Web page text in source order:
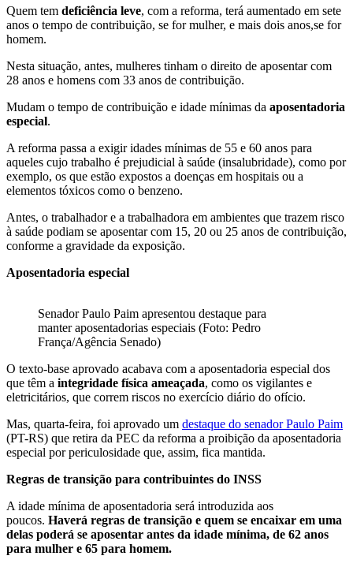
Quem tem deficiência leve, com a reforma, terá aumentado em sete
anos o tempo de contribuição, se for mulher, e mais dois anos,se for
homem.
Nesta situação, antes, mulheres tinham o direito de aposentar com
28 anos e homens com 33 anos de contribuição.
Mudam o tempo de contribuição e idade mínimas da aposentadoria
especial.
A reforma passa a exigir idades mínimas de 55 e 60 anos para
aqueles cujo trabalho é prejudicial à saúde (insalubridade), como por
exemplo, os que estão expostos a doenças em hospitais ou a
elementos tóxicos como o benzeno.
Antes, o trabalhador e a trabalhadora em ambientes que trazem risco
à saúde podiam se aposentar com 15, 20 ou 25 anos de contribuição,
conforme a gravidade da exposição.
Aposentadoria especial
Senador Paulo Paim apresentou destaque para
manter aposentadorias especiais (Foto: Pedro
França/Agência Senado)
O texto-base aprovado acabava com a aposentadoria especial dos
que têm a integridade física ameaçada, como os vigilantes e
eletricitários, que correm riscos no exercício diário do ofício.
Mas, quarta-feira, foi aprovado um destaque do senador Paulo Paim
(PT-RS) que retira da PEC da reforma a proibição da aposentadoria
especial por periculosidade que, assim, fica mantida.
Regras de transição para contribuintes do INSS
A idade mínima de aposentadoria será introduzida aos
poucos. Haverá regras de transição e quem se encaixar em uma
delas poderá se aposentar antes da idade mínima, de 62 anos
para mulher e 65 para homem.